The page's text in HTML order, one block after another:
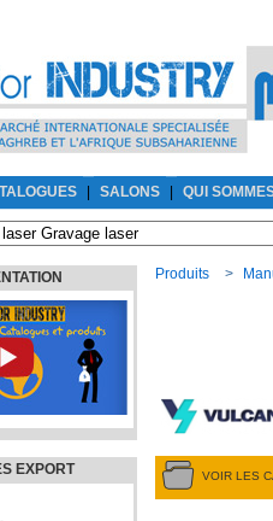
SALONS QUI
EXPORT
Produits >
VOIR LES